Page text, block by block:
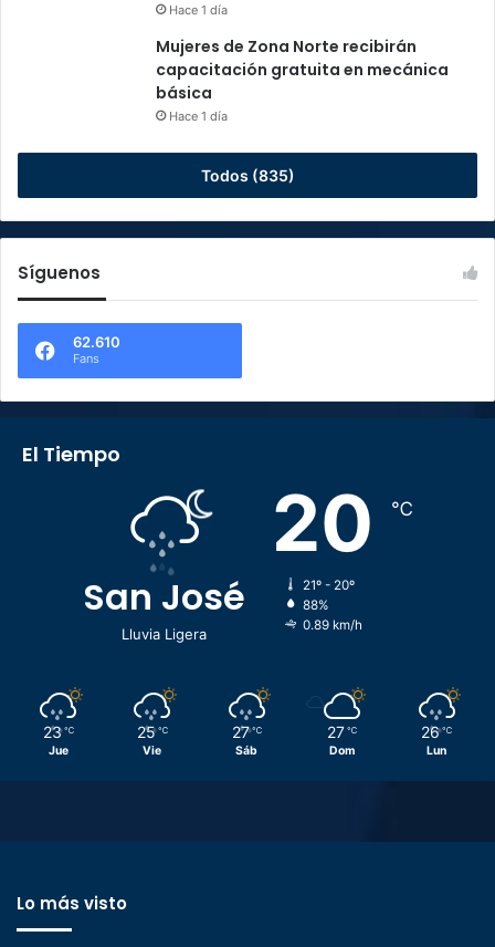
Hace 1 día
Mujeres de Zona Norte recibirán
capacitación gratuita en mecánica
básica
Hace 1 día
Todos (835)
Síguenos
62.610
Fans
El Tiempo
San José
Lluvia Ligera
20 ℃
21º - 20º
88%
0.89 km/h
23 ℃
Jue
25 ℃
Vie
27 ℃
Sáb
27 ℃
Dom
26 ℃
Lun
Lo más visto